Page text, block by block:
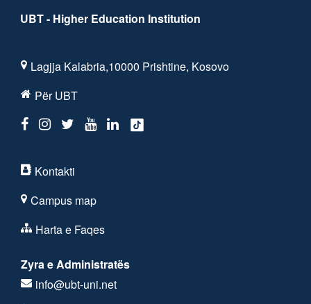
UBT - Higher Education Institution
Lagjja Kalabria,10000 Prishtine, Kosovo
Për UBT
Kontakti
Campus map
Harta e Faqes
Zyra e Administratës
info@ubt-uni.net